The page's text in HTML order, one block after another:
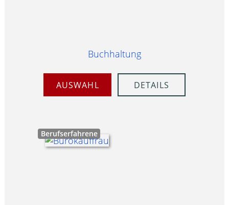
Buchhaltung
AUSWAHL DETAILS
Berufserfahrene